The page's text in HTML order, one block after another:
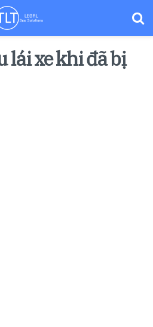
lái xe khi đã bị